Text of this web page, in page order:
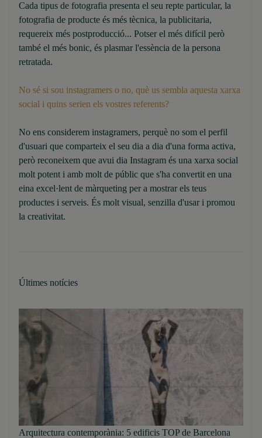
Cada tipus de fotografia presenta el seu repte particular, la
fotografia de producte és més tècnica, la publicitaria,
requereix més postproducció... Potser el més difícil però
també el més bonic, és plasmar l'essència de la persona
retratada.
No sé si sou instagramers o no, què us sembla aquesta xarxa
social i quins serien els vostres referents?
No ens considerem instagramers, perquè no som el perfil
d'usuari que comparteix el seu dia a dia d'una forma activa,
però reconeixem que avui dia Instagram és una xarxa social
molt potent i amb molt de públic que s'ha convertit en una
eina excel·lent de màrqueting per a mostrar els teus
productes i serveis. És molt visual, senzilla d'usar i promou
la creativitat.
Últimes notícies
Arquitectura contemporània: 5 edificis TOP de Barcelona